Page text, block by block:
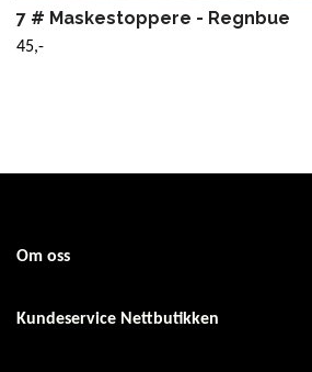
7 # Maskestoppere - Regnbue
45,-
Om oss
Kundeservice Nettbutikken